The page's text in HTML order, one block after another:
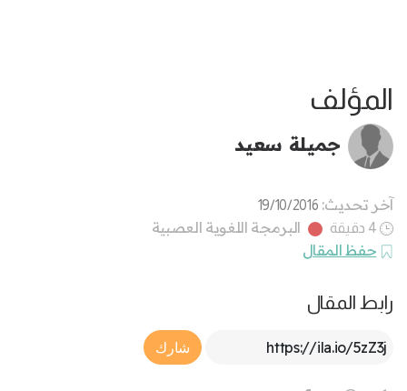
المؤلف
جميلة سعيد
آخر تحديث: 19/10/2016
4 دقيقة
البرمجة اللغوية العصبية
حفظ المقال
رابط المقال
Article Link
شارك